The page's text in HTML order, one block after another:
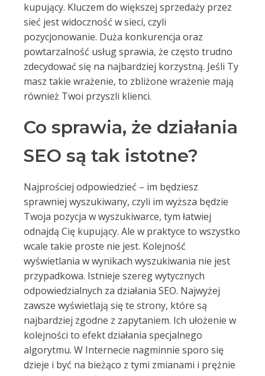
kupujący. Kluczem do większej sprzedaży przez
sieć jest widoczność w sieci, czyli
pozycjonowanie. Duża konkurencja oraz
powtarzalność usług sprawia, że często trudno
zdecydować się na najbardziej korzystną. Jeśli Ty
masz takie wrażenie, to zbliżone wrażenie mają
również Twoi przyszli klienci.
Co sprawia, że działania
SEO są tak istotne?
Najprościej odpowiedzieć – im będziesz
sprawniej wyszukiwany, czyli im wyższa będzie
Twoja pozycja w wyszukiwarce, tym łatwiej
odnajdą Cię kupujący. Ale w praktyce to wszystko
wcale takie proste nie jest. Kolejność
wyświetlania w wynikach wyszukiwania nie jest
przypadkowa. Istnieje szereg wytycznych
odpowiedzialnych za działania SEO. Najwyżej
zawsze wyświetlają się te strony, które są
najbardziej zgodne z zapytaniem. Ich ułożenie w
kolejności to efekt działania specjalnego
algorytmu. W Internecie nagminnie sporo się
dzieje i być na bieżąco z tymi zmianami i prężnie